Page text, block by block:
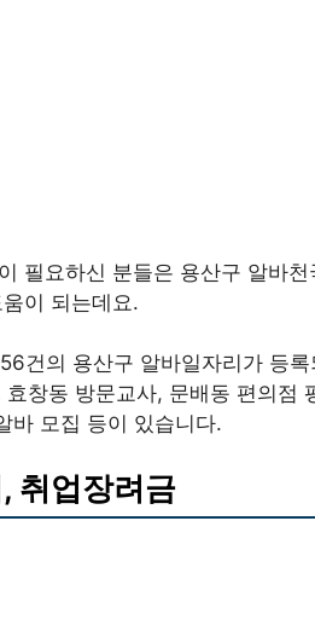
필요하신 분들은 용산구 알바
이 되는데요.
건의 용산구 알바일자리가 등
창동 방문교사, 문배동 편의점
바 모집 등이 있습니다.
취업장려금